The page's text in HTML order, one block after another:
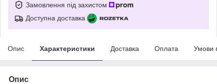
Замовлення під захистом
Доступна доставка
Опис Характеристики Доставка Оплата Умови
Опис